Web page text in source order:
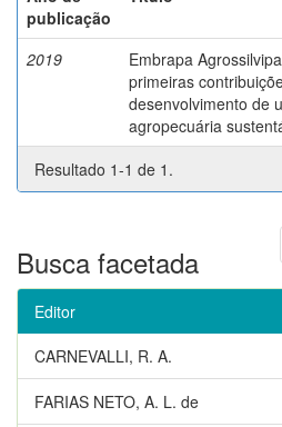
publicação
2019
Embrapa
primeiras
desenvolvimento de
agropecuária
Resultado 1-1 de 1.
Busca facetada
Editor
CARNEVALLI, R. A.
FARIAS NETO, A. L. de